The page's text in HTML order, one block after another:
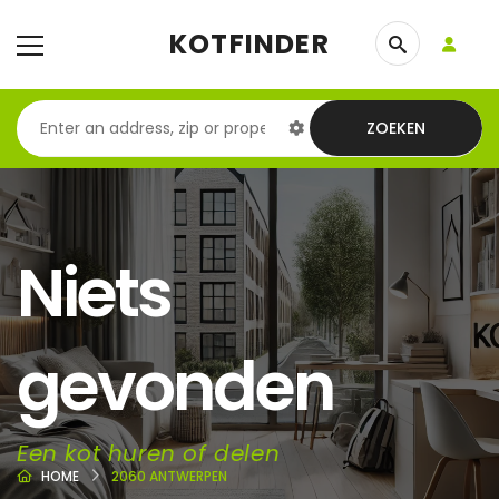
KOTFINDER
ZOEKEN
Niets
gevonden
Een kot huren of delen
HOME 2060 ANTWERPEN